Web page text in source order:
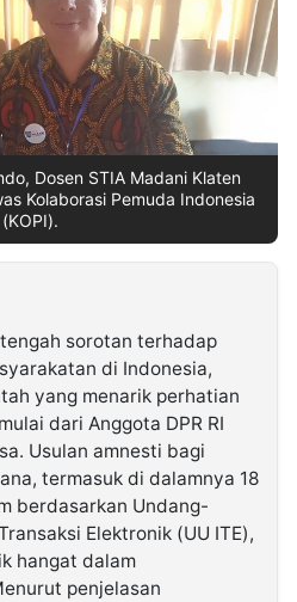
Dosen STIA Madani Klaten
Kolaborasi Pemuda Indonesia
(KOPI).
sorotan terhadap
di Indonesia,
yang menarik perhatian
dari Anggota DPR RI
Usulan amnesti bagi
termasuk di dalamnya 18
berdasarkan Undang-
Elektronik (UU ITE),
hangat dalam
penjelasan